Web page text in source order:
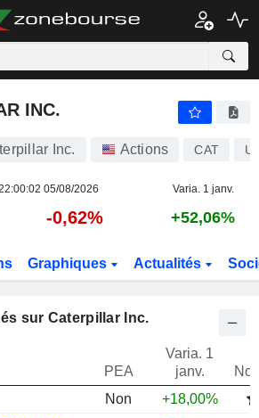
INC.
Inc. Actions CAT
05/08/2026 Varia. 1 janv.
-0,62% +52,06%
Graphiques Actualités
sur Caterpillar Inc.
PEA
Varia. 1
janv.
Non
+18,00%